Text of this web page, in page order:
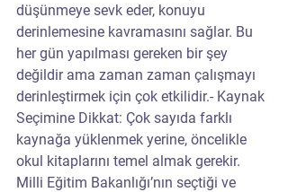
düşünmeye sevk eder, konuyu
derinlemesine kavramasını sağlar. Bu
her gün yapılması gereken bir şey
değildir ama zaman zaman çalışmayı
derinleştirmek için çok etkilidir.- Kaynak
Seçimine Dikkat: Çok sayıda farklı
kaynağa yüklenmek yerine, öncelikle
okul kitaplarını temel almak gerekir.
Milli Eğitim Bakanlığı’nın seçtiği ve